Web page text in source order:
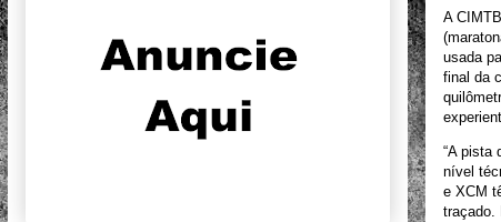
A
usada
final da
“A pista
nível
e XCM
traçado.